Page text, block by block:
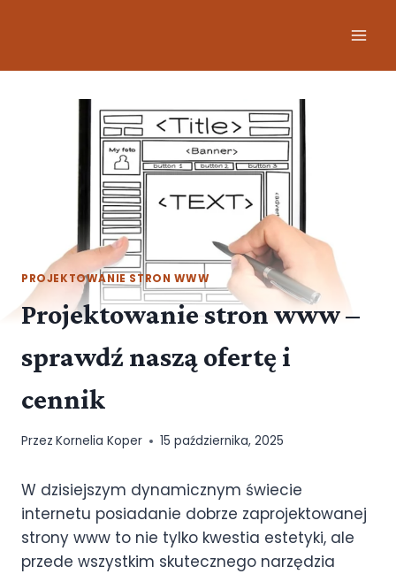
PROJEKTOWANIE STRON WWW
Projektowanie stron www –
sprawdź naszą ofertę i
cennik
Przez Kornelia Koper 15 października, 2025
W dzisiejszym dynamicznym świecie
internetu posiadanie dobrze zaprojektowanej
strony www to nie tylko kwestia estetyki, ale
przede wszystkim skutecznego narzędzia